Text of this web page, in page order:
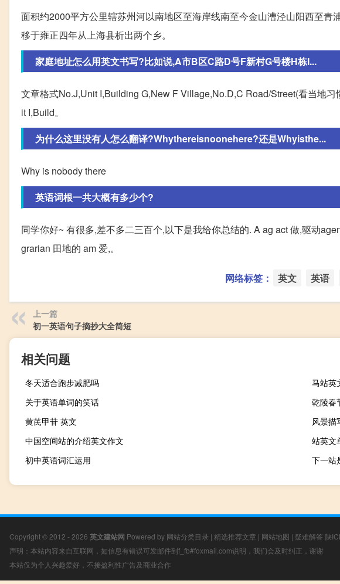
面积约2000平方公里辖苏州河以南地区至海岸线南至今金山漕泾山阳西至
移于雍正四年从上海县析出两个乡。
家庭地址怎么用英文书写?比如说,A市B区C路D号F新村G号楼H栋I...
文章格式No.J,Unit I,Building G,New F Village,No.D,C Road/Street(看当地
it I,Build。
为什么这里没有人怎么翻译?Whythereisnoonehere?还是Whyisthe...
Why is nobody there
英语词根一共大概有多少个?
同学你好~ 有很多,差不多二三百个,以下是我给你总结的. A ag act 做,驱动
grarian 田地的 am 爱,。
网络标签： 英文 英语
上一篇
初一英语句子摘抄大全简短
相关问题
冬天适合跑步减肥吗
马站英
关于英语单词的笑话
乾陵春
黄芪甲苷 英文
风景描
中国空间站的介绍英文作文
站英文
初中英语词汇运用
下一站
Copyright © 2012 - 2026 英文建站网 Powered by 网站分类目录 | 精选推荐文章 | 网站地图 | 疑难解答 陕
声明：本站内容来自互联网，如信息有错误可发邮件到f_fb#foxmail.com说明，我们会及时纠正，谢谢
本站仅为个人兴趣爱好，不接盈利性广告及商业合作